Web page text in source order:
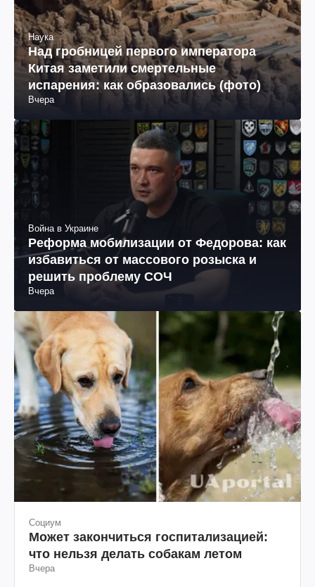
Наука
Над гробницей первого императора
Китая заметили смертельные
испарения: как образовались (фото)
Вчера
Война в Украине
Реформа мобилизации от Федорова: как
избавиться от массового розыска и
решить проблему СОЧ
Вчера
Социум
Может закончиться госпитализацией:
что нельзя делать собакам летом
Вчера